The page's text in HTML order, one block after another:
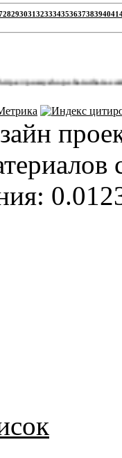
2829303132333435363738394041
male-